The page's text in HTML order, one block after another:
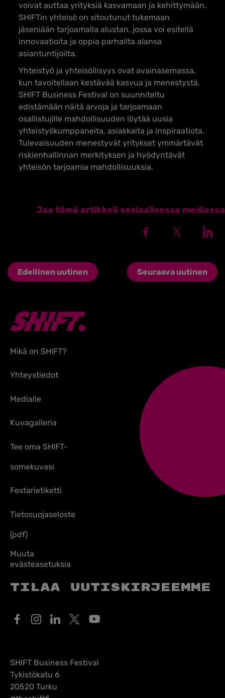
voivat auttaa yrityksiä kasvamaan ja kehittymään.
SHIFTin yhteisö on sitoutunut tukemaan
jäseniään tarjoamalla alustan, jossa voi esitellä
innovaatioita ja oppia parhailta alansa
asiantuntijoilta.
Yhteistyö ja yhteisöllisyys ovat avainasemassa,
kun tavoitellaan kestävää kasvua ja menestystä.
SHIFT Business Festival on suunniteltu
edistämään näitä arvoja ja tarjoamaan
osallistujille mahdollisuuden löytää uusia
yhteistyökumppaneita, asiakkaita ja inspiraatiota.
Tulevaisuuden menestyvät yritykset ymmärtävät
riskienhallinnan merkityksen ja hyödyntävät
yhteisön tarjoamia mahdollisuuksia.
Jaa tämä artikkeli sosiaalisessa mediassa
Edellinen uutinen Seuraava uutinen
Mikä on SHIFT?
Yhteystiedot
Medialle
Kuvagalleria
Tee oma SHIFT-
somekuvasi
Festarietiketti
Tietosuojaseloste
(pdf)
Muuta
evästeasetuksia
Tilaa uutiskirjeemme
SHIFT Business Festival
Tykistökatu 6
20520 Turku